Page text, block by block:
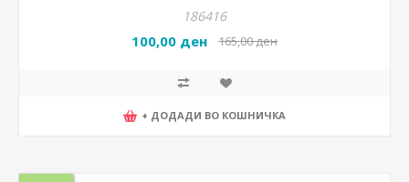
186416
100,00 ден 165,00 ден
+ ДОДАДИ ВО КОШНИЧКА